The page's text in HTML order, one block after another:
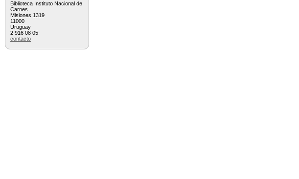
Biblioteca Instituto Nacional de
Carnes
Misiones 1319
11000
Uruguay
2 916 08 05
contacto